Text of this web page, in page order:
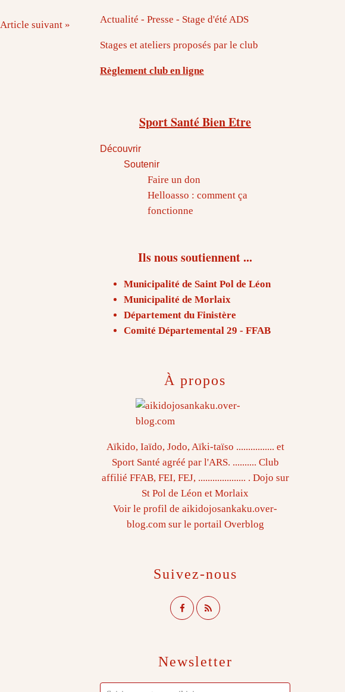
Article suivant »
Newsletter
Suivez-nous
À propos
Aïkido, Iaïdo, Jodo, Aïki-taïso ................ et
Sport Santé agréé par l'ARS. .......... Club
affilié FFAB, FEI, FEJ, .................... . Dojo sur
St Pol de Léon et Morlaix
Voir le profil de aikidojosankaku.over-
blog.comsur le portail Overblog
Actualité - Presse - Stage d'été ADS
Stages et ateliers proposés par le club
Règlement club en ligne
Sport Santé Bien Etre
Découvrir
Soutenir
Faire un don
Helloasso : comment ça
fonctionne
Ils nous soutiennent ...
Municipalité de Saint Pol de Léon
Municipalité de Morlaix
Département du Finistère
Comité Départemental 29 - FFAB